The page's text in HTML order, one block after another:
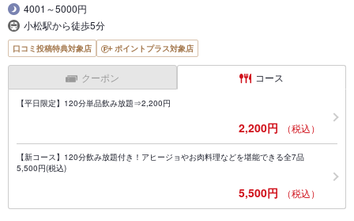
4001～5000円
小松駅から徒歩5分
口コミ投稿特典対象店 ポイントプラス対象店
クーポン コース
【平日限定】120分単品飲み放題⇒2,200円
2,200円 （税込）
【新コース】120分飲み放題付き！アヒージョやお肉料理などを堪能できる全7品
5,500円(税込)
5,500円 （税込）